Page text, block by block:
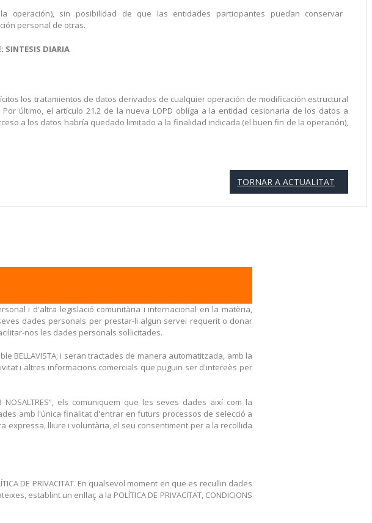
operación), sin posibilidad de que las entidades participantes puedan conservar
personal de otras.
SINTESIS DIARIA
los tratamientos de datos derivados de cualquier operación de modificación estructural
último, el artículo 21.2 de la nueva LOPD obliga a la entidad cesionaria de los datos a
a los datos habría quedado limitado a la finalidad indicada (el buen fin de la operación),
TORNAR A ACTUALITAT
i d'altra legislació comunitària i internacional en la matèria,
seves dades personals per prestar-li algun servei requerit o donar
nos les dades personals sol·licitades.
BELLAVISTA; i seran tractades de manera automatitzada, amb la
i altres informacions comercials que puguin ser d'intereès per
els comuniquem que les seves dades així com la
amb l'única finalitat d'entrar en futurs processos de selecció a
expressa, lliure i voluntària, el seu consentiment per a la recollida
DE PRIVACITAT. En qualsevol moment en que es recullin dades
establint un enllaç a la POLÍTICA DE PRIVACITAT, CONDICIONS